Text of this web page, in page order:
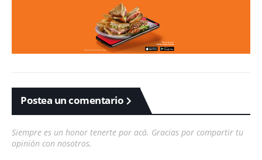
Postea un comentario
Siempre es un honor tenerte por acá. Gracias por compartir tu
opinión con nosotros.